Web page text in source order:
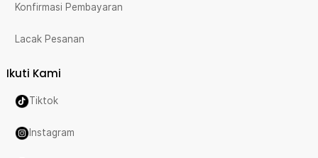
Konfirmasi Pembayaran
Lacak Pesanan
Ikuti Kami
Tiktok
Instagram